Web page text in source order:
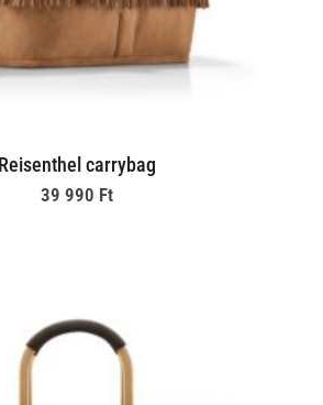
Reisenthel carrybag
39 990 Ft